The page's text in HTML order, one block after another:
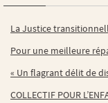
La Justice
Pour une meilleure
« Un flagrant délit de
COLLECTIF POUR